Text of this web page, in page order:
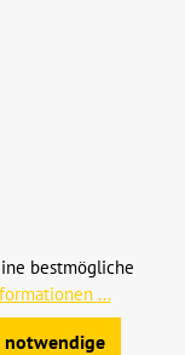
& Co. KG
|
bestmögliche
...
notwendige